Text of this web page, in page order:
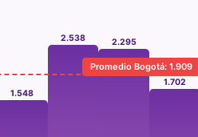
1.548
2.538 2.295
1.702
Promedio Bogotá: 1.909